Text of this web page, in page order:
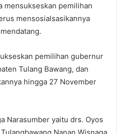
mensukseskan pemilihan
mensosialsasikannya
pemilihan gubernur
Tulang Bawang, dan
hingga 27 November
Narasumber yaitu drs. Oyos